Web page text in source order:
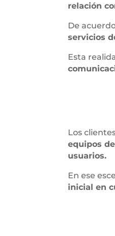
relación
De
servicios
Esta
Los
equipos
usuarios.
En ese
inicial en